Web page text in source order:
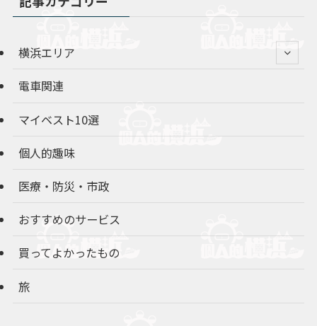
横浜エリア
電車関連
マイベスト10選
個人的趣味
医療・防災・市政
おすすめのサービス
買ってよかったもの
旅